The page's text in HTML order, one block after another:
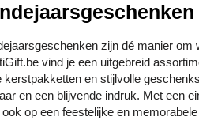
zijn dé manier
vind je een uitgebreid
kerstpakketten en stijlvolle
en een blijvende indruk. Met een
ook op een feestelijke en